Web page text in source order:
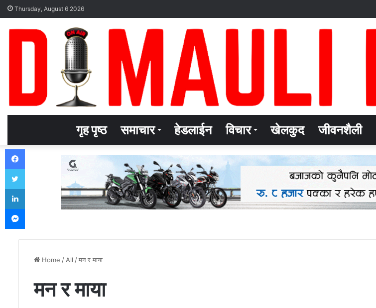
Thursday, August 6 2026
गृह पृष्ठ समाचार हेडलाईन विचार खेलकुद जीवनशैली
Home / All /मन र माया
मन र माया